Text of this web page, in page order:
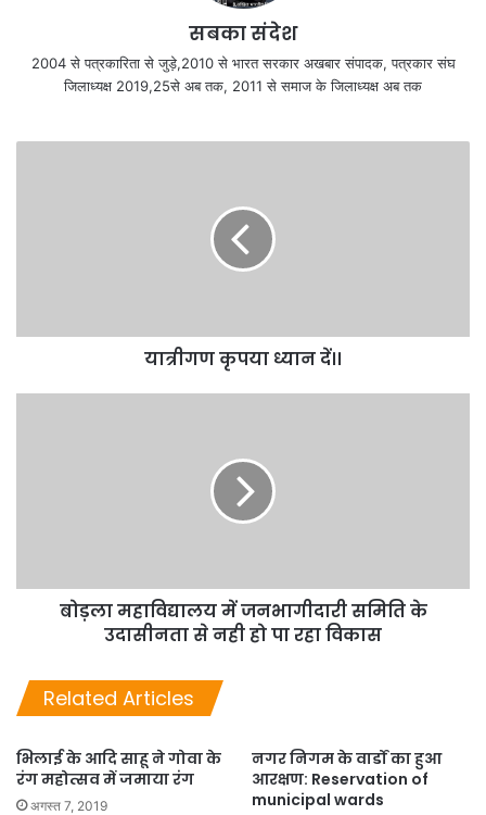
सबका संदेश
2004 से पत्रकारिता से जुड़े,2010 से भारत सरकार अखबार संपादक, पत्रकार संघ
जिलाध्यक्ष 2019,25से अब तक, 2011 से समाज के जिलाध्यक्ष अब तक
यात्रीगण कृपया ध्यान दें।।
बोड़ला महाविद्यालय में जनभागीदारी समिति के
उदासीनता से नही हो पा रहा विकास
Related Articles
भिलाई के आदि साहू ने गोवा के
रंग महोत्सव में जमाया रंग
अगस्त 7, 2019
नगर निगम के वार्डों का हुआ
आरक्षण: Reservation of
municipal wards